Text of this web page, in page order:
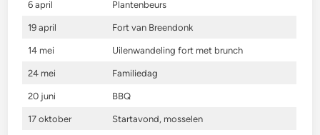
6 april Plantenbeurs
19 april Fort van Breendonk
14 mei Uilenwandeling fort met brunch
24 mei Familiedag
20 juni BBQ
17 oktober Startavond, mosselen